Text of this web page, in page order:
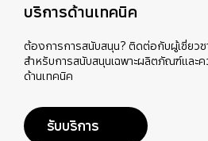
บริการด้านเทคนิค
ต้องการการสนับสนุน? ติดต่อกับผู้เชี่ยว
สำหรับการสนับสนุนเฉพาะผลิตภัณฑ์และค
ด้านเทคนิค
รับบริการ